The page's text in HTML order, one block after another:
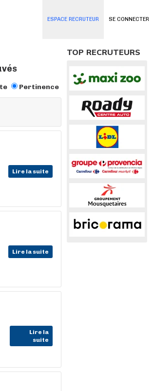
SE CONNECTER
ESPACE RECRUTEUR
Pertinence
Lire la suite
Lire la suite
Lire la
suite
TOP RECRUTEURS